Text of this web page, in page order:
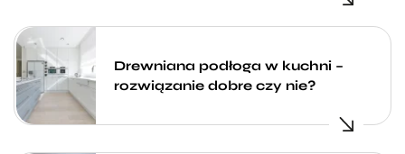
Drewniana podłoga w kuchni –
rozwiązanie dobre czy nie?